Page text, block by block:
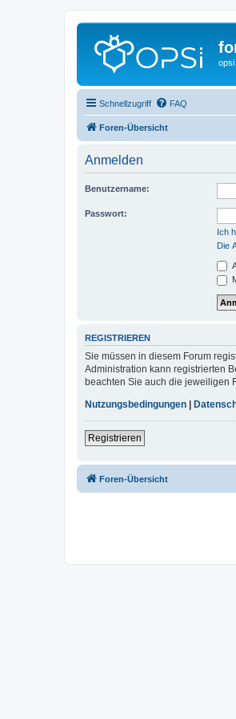
Schnellzugriff FAQ
Foren-Übersicht
Anmelden
Benutzername:
Passwort:
Ich
Die
REGISTRIEREN
Sie müssen in diesem Forum
Administration kann registrierten
beachten Sie auch die jeweiligen
Nutzungsbedingungen
Registrieren
Foren-Übersicht